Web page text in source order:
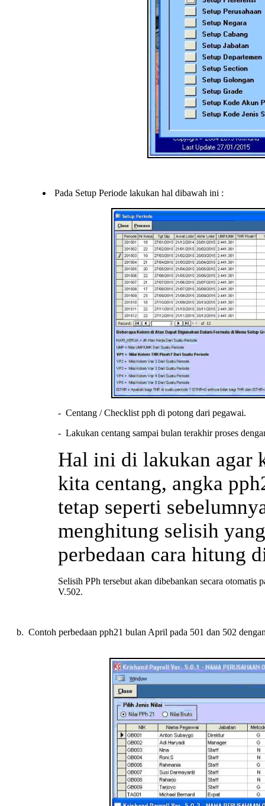
Pada Setup Periode lakukan hal dibawah ini :
- Centang / Checklist pph di potong dari pegawai.
- Lakukan centang sampai bulan terakhir proses
Hal ini di lakukan agar
kita centang, angka
tetap seperti
menghitung selisih
perbedaan cara hitung
Selisih PPh tersebut akan dibebankan secara
V.502.
b. Contoh perbedaan pph21 bulan April pada 501 dan 502